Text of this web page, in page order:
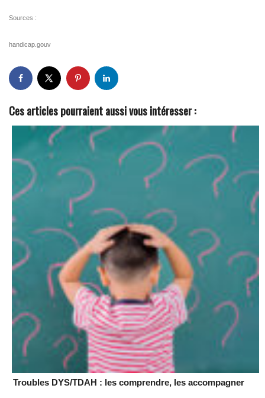
Sources :
handicap.gouv
Ces articles pourraient aussi vous intéresser :
Troubles DYS/TDAH : les comprendre, les accompagner